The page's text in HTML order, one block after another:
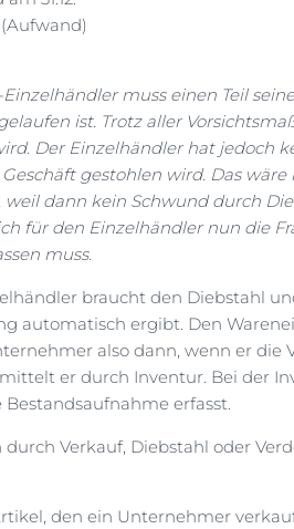
muss einen Teil
ist. Trotz aller
Der Einzelhändler hat jedoch
Geschäft gestohlen wird. Das
weil dann kein Schwund durch
für den Einzelhändler nun die
muss.
braucht den Diebstahl
automatisch ergibt. Den
also dann, wenn er die
er durch Inventur. Bei der
Bestandsaufnahme erfasst.
durch Verkauf, Diebstahl oder
den ein Unternehmer